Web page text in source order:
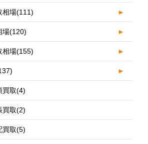
相場(111) ►
場(120) ►
相場(155) ►
►
買取(4)
買取(2)
買取(5)